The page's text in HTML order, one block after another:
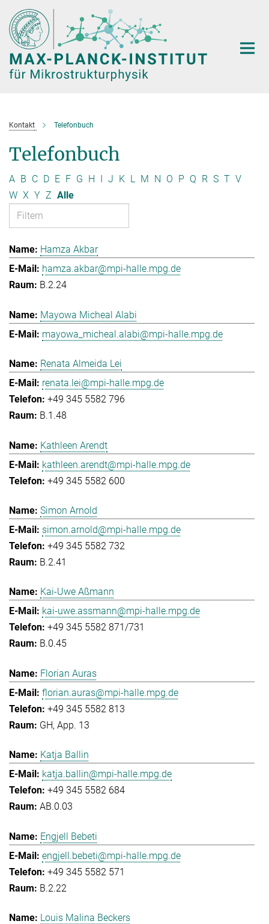
Hauptinhalt
Kontakt Telefonbuch
Telefonbuch
A B C D E F G H I J K L M N O P Q R S T V
W X Y Z Alle
Hamza Akbar
hamza.akbar@mpi-halle.mpg.de
B.2.24
Mayowa Micheal Alabi
mayowa_micheal.alabi@mpi-halle.mpg.de
Renata Almeida Lei
renata.lei@mpi-halle.mpg.de
+49 345 5582 796
B.1.48
Kathleen Arendt
kathleen.arendt@mpi-halle.mpg.de
+49 345 5582 600
Simon Arnold
simon.arnold@mpi-halle.mpg.de
+49 345 5582 732
B.2.41
Kai-Uwe Aßmann
kai-uwe.assmann@mpi-halle.mpg.de
+49 345 5582 871/731
B.0.45
Florian Auras
florian.auras@mpi-halle.mpg.de
+49 345 5582 813
GH, App. 13
Katja Ballin
katja.ballin@mpi-halle.mpg.de
+49 345 5582 684
AB.0.03
Engjell Bebeti
engjell.bebeti@mpi-halle.mpg.de
+49 345 5582 571
B.2.22
Louis Malina Beckers